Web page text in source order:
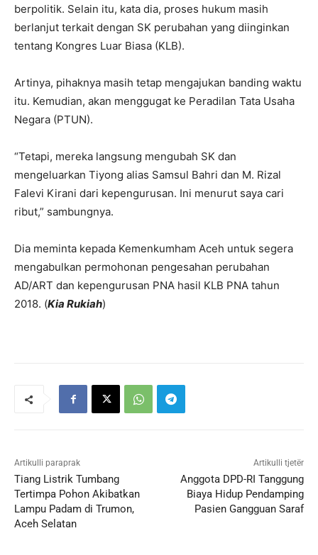
berpolitik. Selain itu, kata dia, proses hukum masih
berlanjut terkait dengan SK perubahan yang diinginkan
tentang Kongres Luar Biasa (KLB).
Artinya, pihaknya masih tetap mengajukan banding waktu
itu. Kemudian, akan menggugat ke Peradilan Tata Usaha
Negara (PTUN).
“Tetapi, mereka langsung mengubah SK dan
mengeluarkan Tiyong alias Samsul Bahri dan M. Rizal
Falevi Kirani dari kepengurusan. Ini menurut saya cari
ribut,” sambungnya.
Dia meminta kepada Kemenkumham Aceh untuk segera
mengabulkan permohonan pengesahan perubahan
AD/ART dan kepengurusan PNA hasil KLB PNA tahun
2018. (Kia Rukiah)
Artikulli paraprak
Tiang Listrik Tumbang
Tertimpa Pohon Akibatkan
Lampu Padam di Trumon,
Aceh Selatan
Artikulli tjetër
Anggota DPD-RI Tanggung
Biaya Hidup Pendamping
Pasien Gangguan Saraf